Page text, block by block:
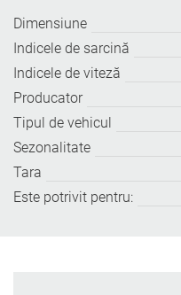
Dimensiune
Indicele de sarcină
Indicele de viteză
Producator
Tipul de vehicul
Sezonalitate
Tara
Este potrivit pentru: